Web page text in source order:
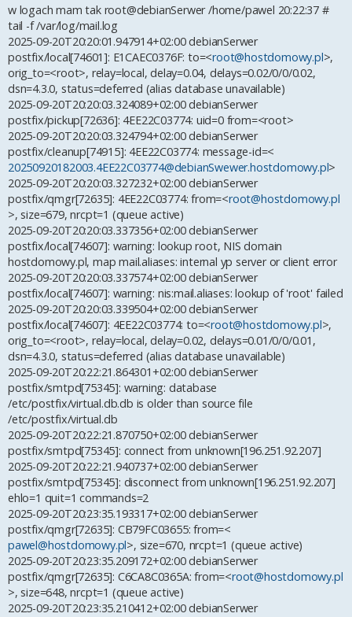
s
t
w logach mam tak root@debianSerwer /home/pawel 20:22:37 #
tail -f /var/log/mail.log
2025-09-20T20:20:01.947914+02:00 debianSerwer
postfix/local[74601]: E1CAEC0376F: to=<root@hostdomowy.pl>,
orig_to=<root>, relay=local, delay=0.04, delays=0.02/0/0/0.02,
dsn=4.3.0, status=deferred (alias database unavailable)
2025-09-20T20:20:03.324089+02:00 debianSerwer
postfix/pickup[72636]: 4EE22C03774: uid=0 from=<root>
2025-09-20T20:20:03.324794+02:00 debianSerwer
postfix/cleanup[74915]: 4EE22C03774: message-id=<
20250920182003.4EE22C03774@debianSwewer.hostdomowy.pl>
2025-09-20T20:20:03.327232+02:00 debianSerwer
postfix/qmgr[72635]: 4EE22C03774: from=<root@hostdomowy.pl
>, size=679, nrcpt=1 (queue active)
2025-09-20T20:20:03.337356+02:00 debianSerwer
postfix/local[74607]: warning: lookup root, NIS domain
hostdomowy.pl, map mail.aliases: internal yp server or client error
2025-09-20T20:20:03.337574+02:00 debianSerwer
postfix/local[74607]: warning: nis:mail.aliases: lookup of 'root' failed
2025-09-20T20:20:03.339504+02:00 debianSerwer
postfix/local[74607]: 4EE22C03774: to=<root@hostdomowy.pl>,
orig_to=<root>, relay=local, delay=0.02, delays=0.01/0/0/0.01,
dsn=4.3.0, status=deferred (alias database unavailable)
2025-09-20T20:22:21.864301+02:00 debianSerwer
postfix/smtpd[75345]: warning: database
/etc/postfix/virtual.db.db is older than source file
/etc/postfix/virtual.db
2025-09-20T20:22:21.870750+02:00 debianSerwer
postfix/smtpd[75345]: connect from unknown[196.251.92.207]
2025-09-20T20:22:21.940737+02:00 debianSerwer
postfix/smtpd[75345]: disconnect from unknown[196.251.92.207]
ehlo=1 quit=1 commands=2
2025-09-20T20:23:35.193317+02:00 debianSerwer
postfix/qmgr[72635]: CB79FC03655: from=<
pawel@hostdomowy.pl>, size=670, nrcpt=1 (queue active)
2025-09-20T20:23:35.209172+02:00 debianSerwer
postfix/qmgr[72635]: C6CA8C0365A: from=<root@hostdomowy.pl
>, size=648, nrcpt=1 (queue active)
2025-09-20T20:23:35.210412+02:00 debianSerwer